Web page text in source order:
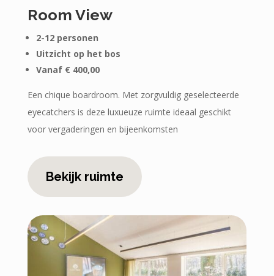
Room View
2-12 personen
Uitzicht op het bos
Vanaf € 400,00
Een chique boardroom. Met zorgvuldig geselecteerde
eyecatchers is deze luxueuze ruimte ideaal geschikt
voor vergaderingen en bijeenkomsten
Bekijk ruimte